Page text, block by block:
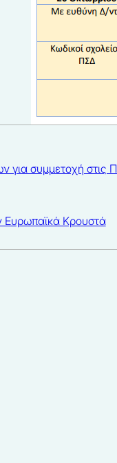
για συμμετοχή στις
Ευρωπαϊκά Κρουστά